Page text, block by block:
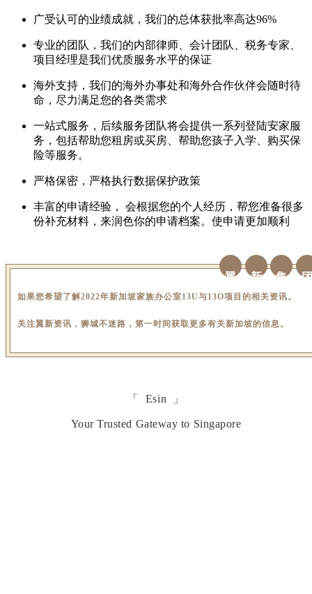
广受认可的业绩成就，我们的总体获批率高达96%
专业的团队，我们的内部律师、会计团队、税务专家、
项目经理是我们优质服务水平的保证
海外支持，我们的海外办事处和海外合作伙伴会随时待
命，尽力满足您的各类需求
一站式服务，后续服务团队将会提供一系列登陆安家服
务，包括帮助您租房或买房、帮助您孩子入学、购买保
险等服务。
严格保密，严格执行数据保护政策
丰富的申请经验， 会根据您的个人经历，帮您准备很多
份补充材料，来润色你的申请档案。使申请更加顺利
翼 新 集
如果您希望了解2022年新加坡家族办公室13U与13O项目的相关资讯。
关注翼新资讯，狮城不迷路，第一时间获取更多有关新加坡的信息。
「 Esin 」
Your Trusted Gateway to Singapore